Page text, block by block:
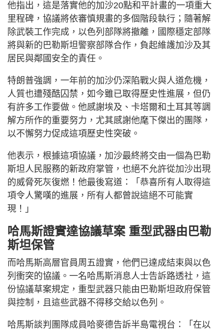
他指出，這是落實他的加沙20點和平計畫的一項重大
里程碑，協議將依審慎規畫的多個階段執行；隨著解
除武裝工作完成，以色列部隊將撤離，國際穩定部隊
將與新的巴勒斯坦警察部隊合作，負起維護加沙及其
居民與鄰國安全的責任。
特朗普強調，一年前的加沙仍深陷戰火與人道危機，
人質也遭殘酷囚禁，如今雖已取得歷史性進展，但仍
有許多工作要做。他感謝埃及、卡塔爾和土耳其等調
解方所作的重要努力，尤其感謝他麾下傑出的團隊，
以不懈努力促成這項歷史性突破。
他表示，根據這項協議，加沙最終將交由一個為巴勒
斯坦人民服務的新政府掌管，也絕不允許從加沙出現
的威脅死灰復燃！他最後寫道：「恭喜所有人取得這
項令人驚嘆的進展，所有人都曾說這絕不可能實
現！」
哈馬斯證實達協議草案 重型武器由巴勒
斯坦保管
而哈馬斯高層官員周五證實，他們已達成結束與以色
列衝突的協議。一名哈馬斯消息人士告訴路透社，這
份協議草案規定，重型武器只能由巴勒斯坦政府保管
與控制，且這些武器不得移交給以色列。
哈馬斯談判團隊成員哈麥德告訴半島電視台：「在以